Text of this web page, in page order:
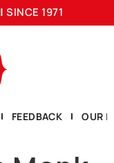
| SINCE 1971
FEEDBACK OUR